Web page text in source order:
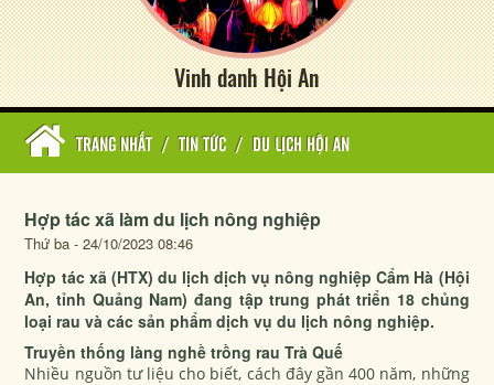
Vinh danh Hội An
TRANG NHẤT / TIN TỨC / DU LỊCH HỘI AN
Hợp tác xã làm du lịch nông nghiệp
Thứ ba - 24/10/2023 08:46
Hợp tác xã (HTX) du lịch dịch vụ nông nghiệp Cẩm Hà (Hội
An, tỉnh Quảng Nam) đang tập trung phát triển 18 chủng
loại rau và các sản phẩm dịch vụ du lịch nông nghiệp.
Truyền thống làng nghề trồng rau Trà Quế
Nhiều nguồn tư liệu cho biết, cách đây gần 400 năm, những